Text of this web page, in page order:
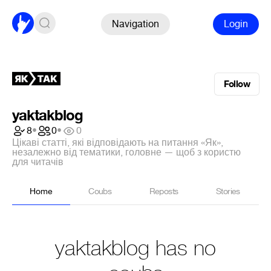
Navigation Login
Follow
yaktakblog
8• 0•
0
Цікаві статті, які відповідають на питання «Як»,
незалежно від тематики, головне — щоб з користю
для читачів
Home Coubs Reposts Stories
yaktakblog has no